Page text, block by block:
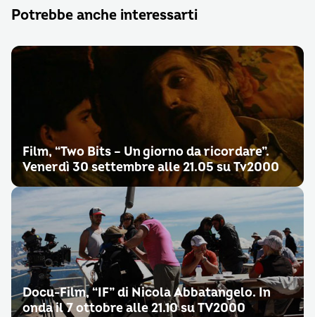
Potrebbe anche interessarti
Film, “Two Bits – Un giorno da ricordare”.
Venerdì 30 settembre alle 21.05 su Tv2000
Docu-Film, “IF” di Nicola Abbatangelo. In
onda il 7 ottobre alle 21.10 su TV2000